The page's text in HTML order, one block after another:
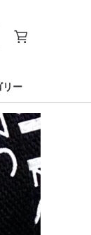
リー